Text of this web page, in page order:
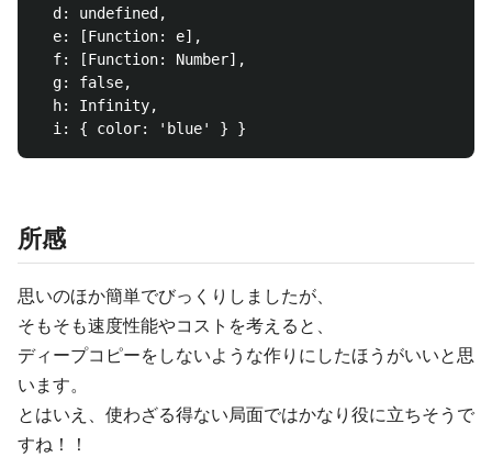
  d: undefined,
  e: [Function: e],
  f: [Function: Number],
  g: false,
  h: Infinity,
所感
思いのほか簡単でびっくりしましたが、
そもそも速度性能やコストを考えると、
ディープコピーをしないような作りにしたほうがいいと思
います。
とはいえ、使わざる得ない局面ではかなり役に立ちそうで
すね！！